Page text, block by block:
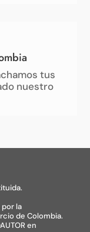
tus
nuestro
la
de Colombia.
en